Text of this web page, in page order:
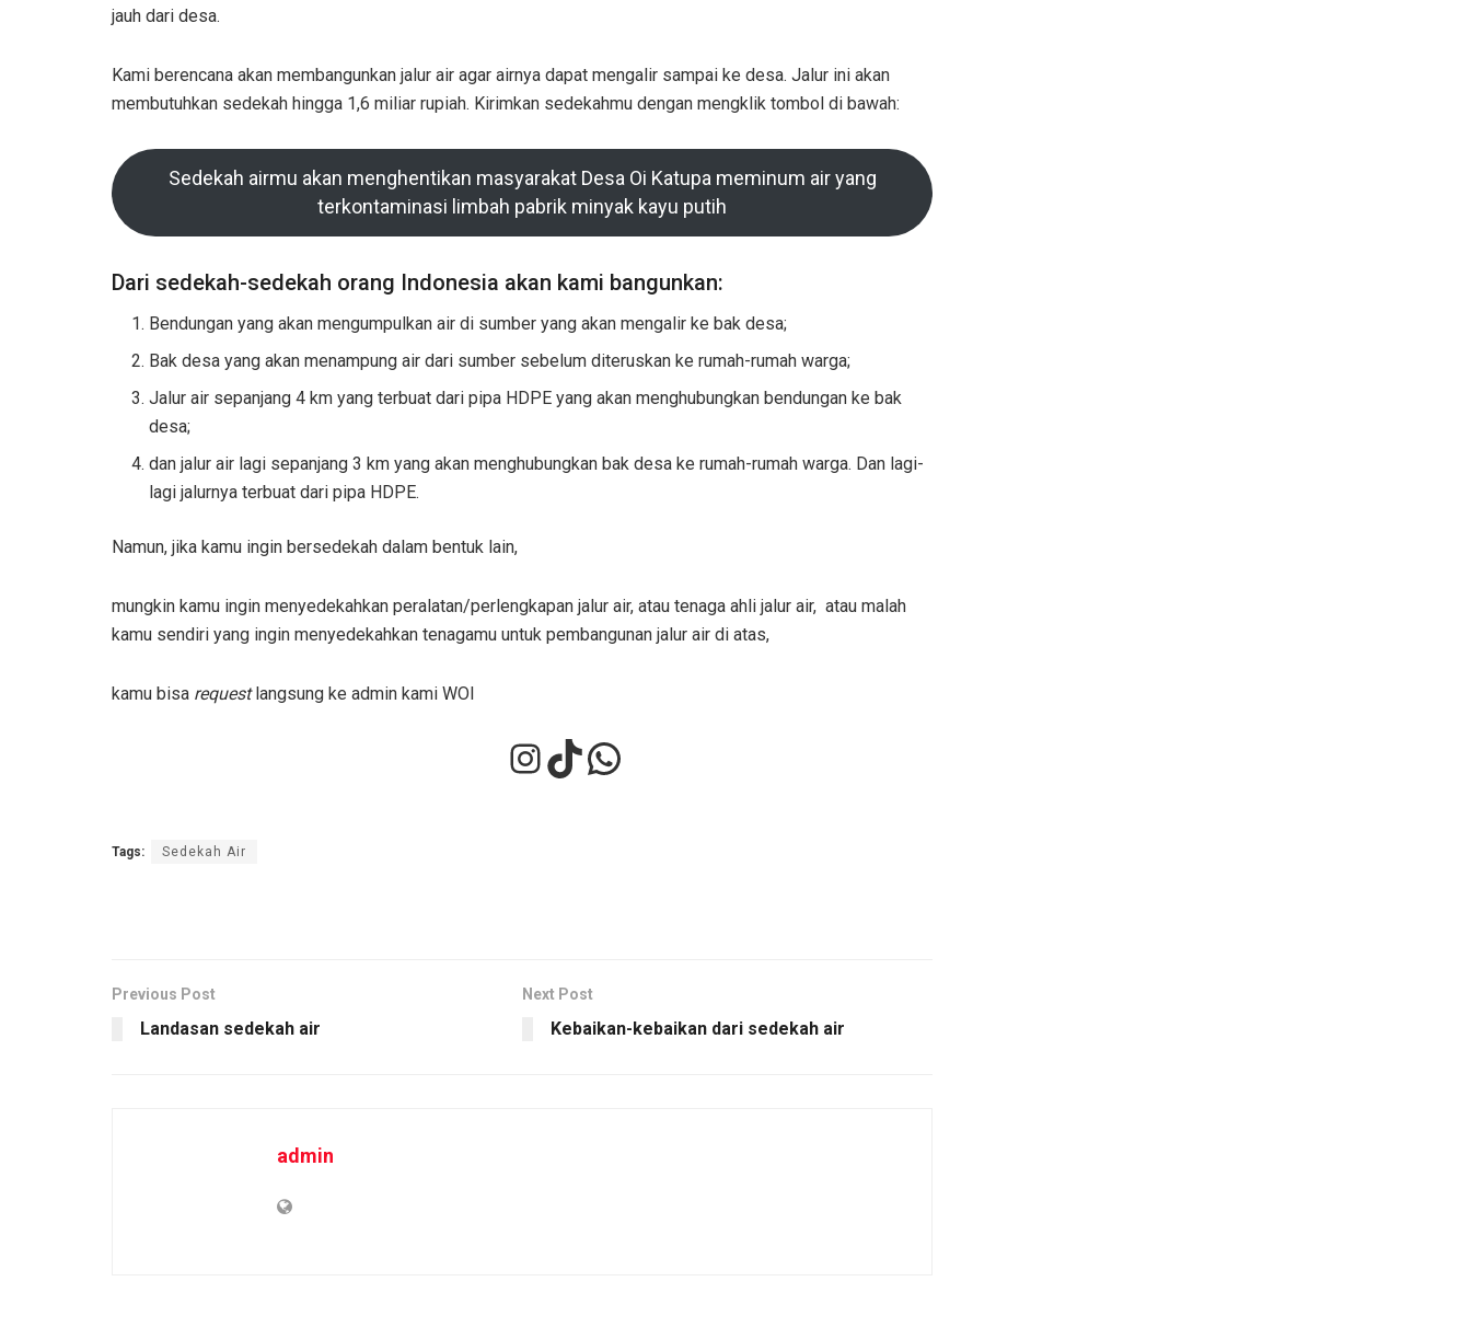
jauh dari desa.
Kami berencana akan membangunkan jalur air agar airnya dapat mengalir sampai ke desa. Jalur ini akan
membutuhkan sedekah hingga 1,6 miliar rupiah. Kirimkan sedekahmu dengan mengklik tombol di bawah:
Sedekah airmu akan menghentikan masyarakat Desa Oi Katupa meminum air yang
terkontaminasi limbah pabrik minyak kayu putih
Dari sedekah-sedekah orang Indonesia akan kami bangunkan:
Bendungan yang akan mengumpulkan air di sumber yang akan mengalir ke bak desa;
Bak desa yang akan menampung air dari sumber sebelum diteruskan ke rumah-rumah warga;
Jalur air sepanjang 4 km yang terbuat dari pipa HDPE yang akan menghubungkan bendungan ke bak
desa;
dan jalur air lagi sepanjang 3 km yang akan menghubungkan bak desa ke rumah-rumah warga. Dan lagi-
lagi jalurnya terbuat dari pipa HDPE.
Namun, jika kamu ingin bersedekah dalam bentuk lain,
mungkin kamu ingin menyedekahkan peralatan/perlengkapan jalur air, atau tenaga ahli jalur air, atau malah
kamu sendiri yang ingin menyedekahkan tenagamu untuk pembangunan jalur air di atas,
kamu bisa requestlangsung ke admin kami WOI
Tags: Sedekah Air
Previous Post
Landasan sedekah air
Next Post
Kebaikan-kebaikan dari sedekah air
admin